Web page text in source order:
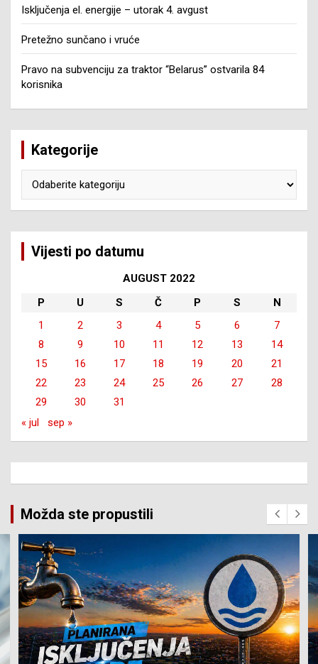
Isključenja el. energije – utorak 4. avgust
Pretežno sunčano i vruće
Pravo na subvenciju za traktor “Belarus” ostvarila 84
korisnika
Kategorije
Vijesti po datumu
AUGUST 2022
P
U S Č P S
N
1
2 3 4 5 6
7
8
9 10 11 12 13
14
15
16 17 18 19 20
21
22
23 24 25 26 27
28
29
30
31
« jul
sep »
Možda ste propustili